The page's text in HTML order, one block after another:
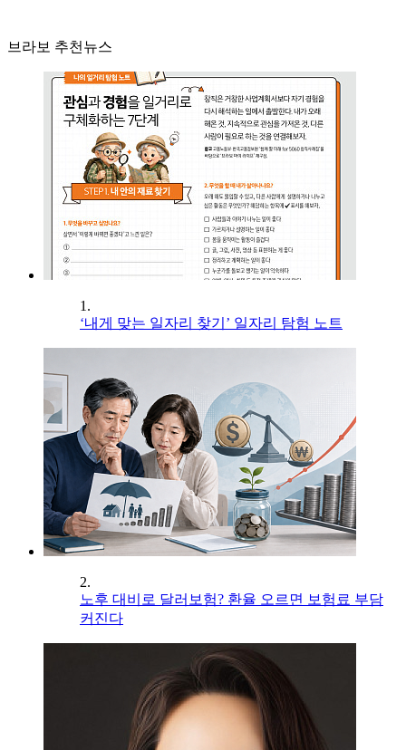
브라보 추천뉴스
1.
‘내게 맞는 일자리 찾기’ 일자리 탐험 노트
2.
노후 대비로 달러보험? 환율 오르면 보험료 부담
커진다